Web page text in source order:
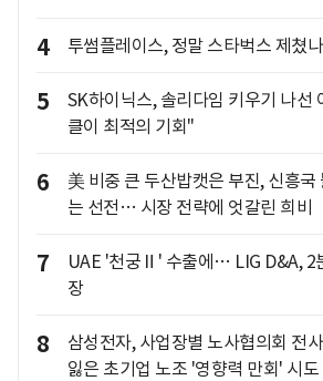
4 투썸플레이스, 정말 스타벅스 제쳤나
5
SK하이닉스, 솔리다임 키우기 나
클이 최적의 기회"
6
美 비중 큰 두산밥캣은 부진, 신흥국
는 선전… 시장 전략에 엇갈린 희비
7
UAE '천궁Ⅱ' 수출에… LIG D&A, 2
장
8
삼성전자, 사업장별 노사협의회 전
잃은 초기업 노조 '영향력 만회' 시도